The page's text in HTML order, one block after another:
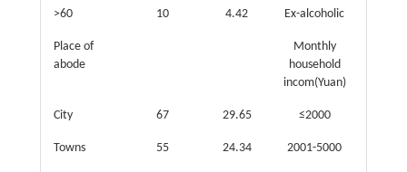
>60 10 4.42 Ex-alcoholic
Place of
abode
Monthly
household
incom(Yuan)
City 67 29.65 ≤2000
Towns 55 24.34 2001-5000